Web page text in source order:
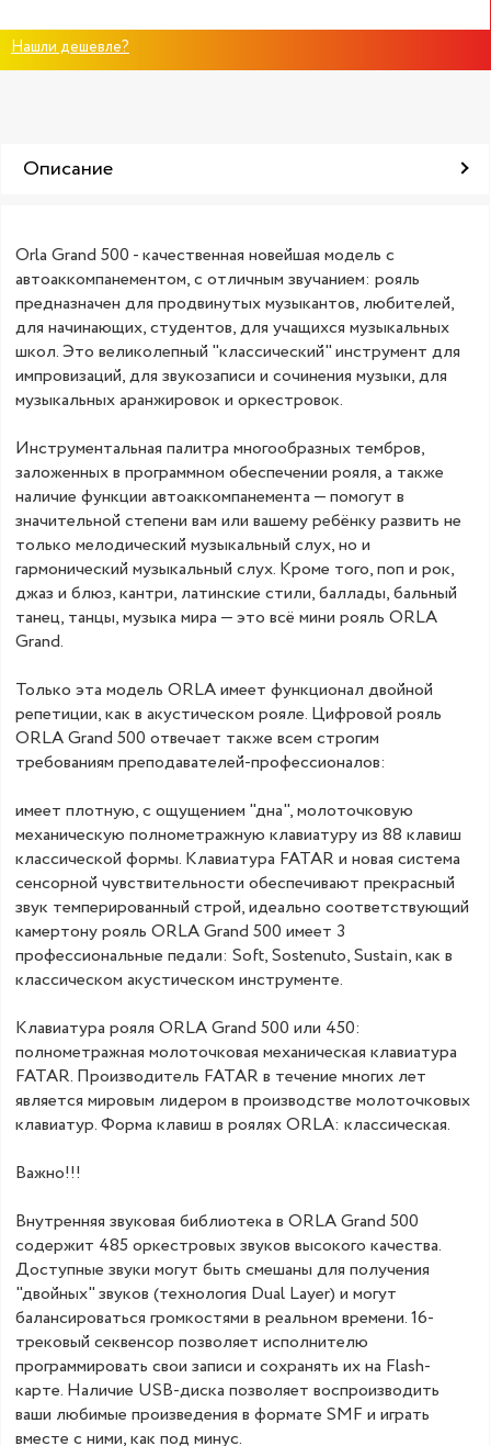
Нашли дешевле?
Описание
Orla Grand 500 - качественная новейшая модель с
автоаккомпанементом, с отличным звучанием: рояль
предназначен для продвинутых музыкантов, любителей,
для начинающих, студентов, для учащихся музыкальных
школ. Это великолепный "классический" инструмент для
импровизаций, для звукозаписи и сочинения музыки, для
музыкальных аранжировок и оркестровок.
Инструментальная палитра многообразных тембров,
заложенных в программном обеспечении рояля, а также
наличие функции автоаккомпанемента — помогут в
значительной степени вам или вашему ребёнку развить не
только мелодический музыкальный слух, но и
гармонический музыкальный слух. Кроме того, поп и рок,
джаз и блюз, кантри, латинские стили, баллады, бальный
танец, танцы, музыка мира — это всё мини рояль ORLA
Grand.
Только эта модель ORLA имеет функционал двойной
репетиции, как в акустическом рояле. Цифровой рояль
ORLA Grand 500 отвечает также всем строгим
требованиям преподавателей-профессионалов:
имеет плотную, с ощущением "дна", молоточковую
механическую полнометражную клавиатуру из 88 клавиш
классической формы. Клавиатура FATAR и новая система
сенсорной чувствительности обеспечивают прекрасный
звук темперированный строй, идеально соответствующий
камертону рояль ORLA Grand 500 имеет 3
профессиональные педали: Soft, Sostenuto, Sustain, как в
классическом акустическом инструменте.
Клавиатура рояля ORLA Grand 500 или 450:
полнометражная молоточковая механическая клавиатура
FATAR. Производитель FATAR в течение многих лет
является мировым лидером в производстве молоточковых
клавиатур. Форма клавиш в роялях ORLA: классическая.
Важно!!!
Внутренняя звуковая библиотека в ORLA Grand 500
содержит 485 оркестровых звуков высокого качества.
Доступные звуки могут быть смешаны для получения
"двойных" звуков (технология Dual Layer) и могут
балансироваться громкостями в реальном времени. 16-
трековый секвенсор позволяет исполнителю
программировать свои записи и сохранять их на Flash-
карте. Наличие USB-диска позволяет воспроизводить
ваши любимые произведения в формате SMF и играть
вместе с ними, как под минус.